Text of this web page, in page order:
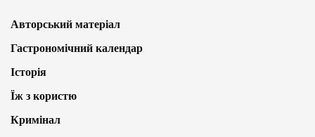
Авторський матеріал
Гастрономічний календар
Історія
Їж з користю
Кримінал